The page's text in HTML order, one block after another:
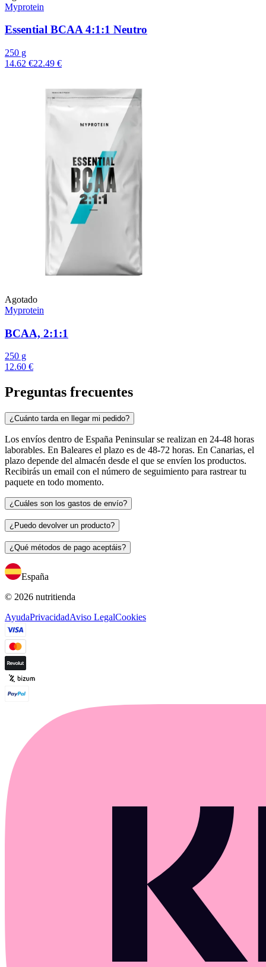
Myprotein
Essential BCAA 4:1:1 Neutro
250 g
14.62 €22.49 €
Agotado
Myprotein
BCAA, 2:1:1
250 g
12.60 €
Preguntas frecuentes
¿Cuánto tarda en llegar mi pedido?
Los envíos dentro de España Peninsular se realizan en 24-48 horas
laborables. En Baleares el plazo es de 48-72 horas. En Canarias, el
plazo depende del almacén desde el que se envíen los productos.
Recibirás un email con el número de seguimiento para rastrear tu
paquete en todo momento.
¿Cuáles son los gastos de envío?
¿Puedo devolver un producto?
¿Qué métodos de pago aceptáis?
España
© 2026 nutritienda
AyudaPrivacidadAviso LegalCookies